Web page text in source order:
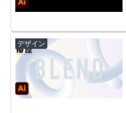
デザイン